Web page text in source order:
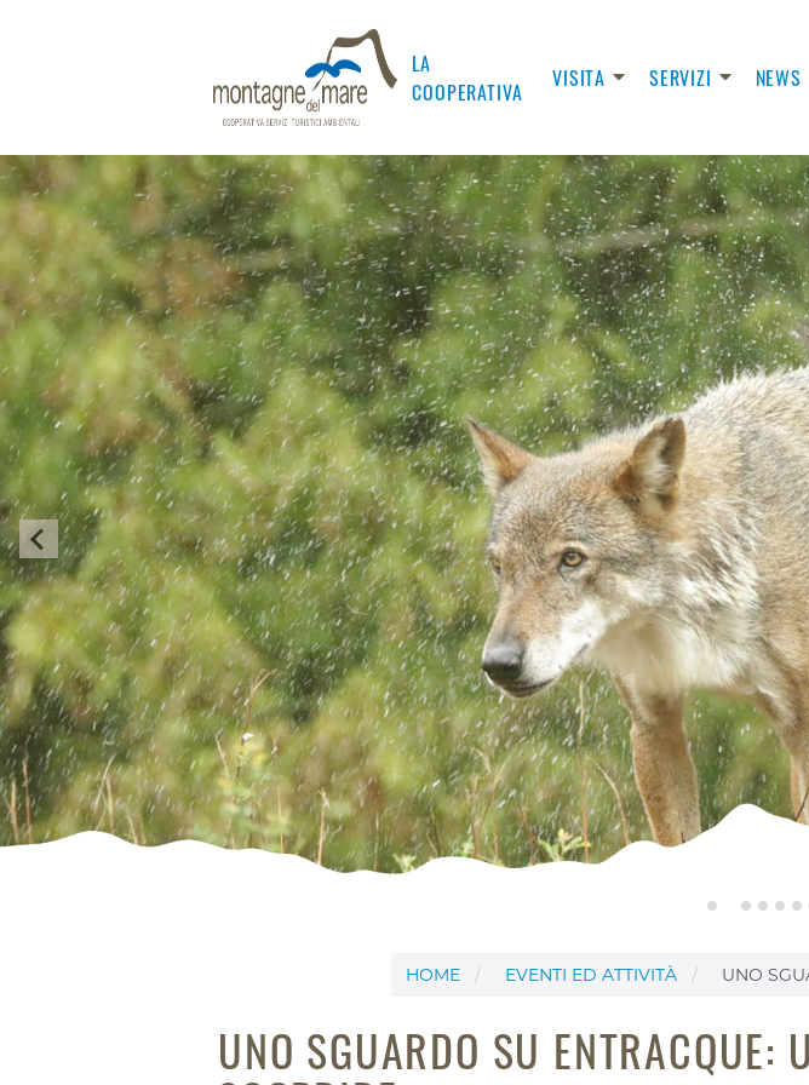
LA
COOPERATIVA
VISITA SERVIZI NEWS
HOME EVENTI ED ATTIVITÀ UNO
UNO SGUARDO SU ENTRACQUE: